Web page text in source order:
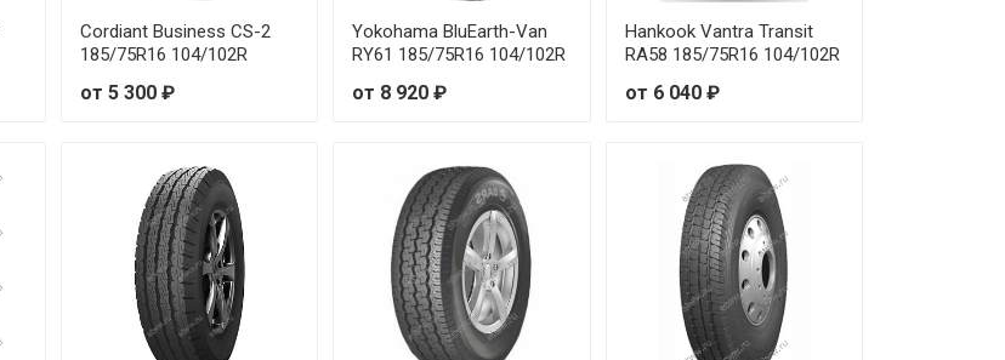
Cordiant Business CS-2
185/75R16 104/102R
от 5 300 ₽
Yokohama BluEarth-Van
RY61 185/75R16 104/102R
от 8 920 ₽
Hankook Vantra Transit
RA58 185/75R16 104/102R
от 6 040 ₽